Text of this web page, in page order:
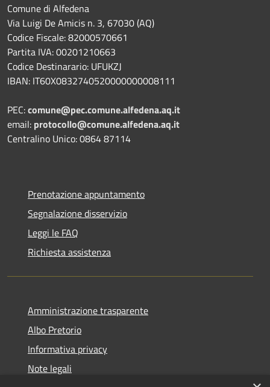
Comune di Alfedena
Via Luigi De Amicis n. 3, 67030 (AQ)
Codice Fiscale: 82000570661
Partita IVA: 00201210663
Codice Destinarario: UFUKZJ
IBAN: IT60X0832740520000000008111
PEC:comune@pec.comune.alfedena.aq.it
email: protocollo@comune.alfedena.aq.it
Centralino Unico: 0864 87114
Prenotazione appuntamento
Segnalazione disservizio
Leggi le FAQ
Richiesta assistenza
Amministrazione trasparente
Albo Pretorio
Informativa privacy
Note legali